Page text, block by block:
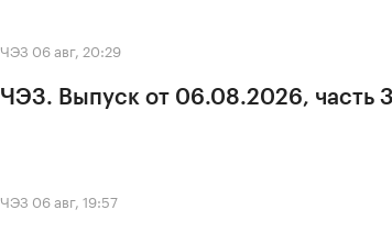
ЧЭЗ 06 авг, 20:29
ЧЭЗ. Выпуск от 06.08.2026, часть
ЧЭЗ 06 авг, 19:57